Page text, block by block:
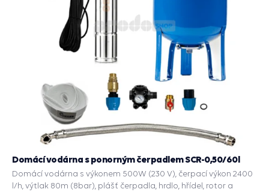
Domácí vodárna s ponorným čerpadlem SCR-0,50/60l
Domácí vodárna s výkonem 500W (230 V), čerpací výkon 2400
l/h, výtlak 80m (8bar), plášť čerpadla, hrdlo, hřídel, rotor a